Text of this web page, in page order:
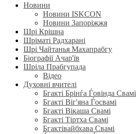
Новини
Новини ISKCON
Новини Запоріжжя
Шрі Крішна
Шріматі Радхарані
Шрі Чайтанья Махапрабгу
Біографії Ачар'їв
Шріла Прабгупада
Відео
Духовні вчителі
Бгакті Брінѓа Ѓовінда Свамі
Бгакті Віг'яна Ѓосвамі
Бгакті Вікаша Свамі
Бгакті Тіртха Свамі
Бгактівайбхава Свамі